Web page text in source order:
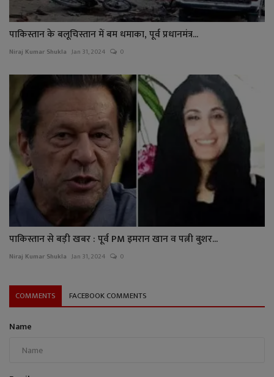
पाकिस्तान के बलूचिस्तान में बम धमाका, पूर्व प्रधानमंत्र...
Niraj Kumar Shukla Jan 31, 2024 0
पाकिस्तान से बड़ी खबर : पूर्व PM इमरान खान व पत्नी बुशर...
Niraj Kumar Shukla Jan 31, 2024 0
COMMENTS FACEBOOK COMMENTS
Name